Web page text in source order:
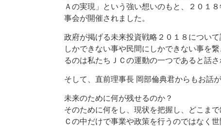
Ａの実現」という強い想いのもと、２０１
事会が開催されました。
政府が掲げる未来投資戦略２０１８につい
しかできない事や民間にしかできない事を
るのは私たちＪＣの運動の一つであると話さ
そして、直前理事長 岡部倫典君からもお話が
未来のために何が残せるのか？
そのために何をし、現状を把握し、どこま
Ｃの中だけで事業や政策を行うのではなく